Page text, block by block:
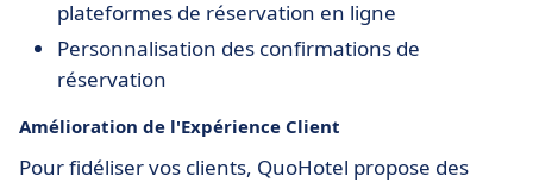
plateformes de réservation en ligne
Personnalisation des confirmations de
réservation
Amélioration de l'Expérience Client
Pour fidéliser vos clients, QuoHotel propose des